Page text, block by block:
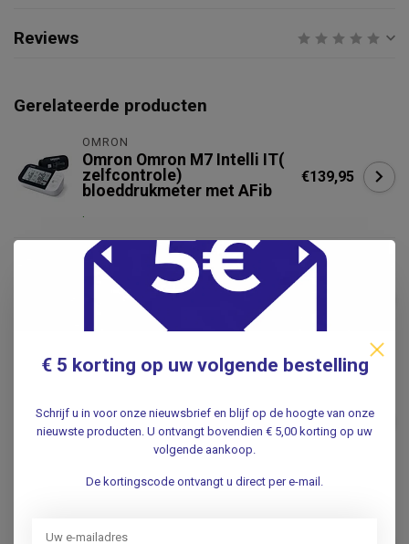
Reviews
Gerelateerde producten
OMRON
Omron Omron M7 Intelli IT(
zelfcontrole)
bloeddrukmeter met AFib
.
€139,95
OMRON
Omron Omron M6 Comfort
digitale bloeddrukmeter -
met AFib - HEM-7380-E
.
Microlife WatchBP Home
bovenarm bloeddrukmeter +
AFIB
€129,95
€ 5 korting op uw volgende bestelling
Schrijf u in voor onze nieuwsbrief en blijf op de hoogte van onze
nieuwste producten. U ontvangt bovendien € 5,00 korting op uw
volgende aankoop.
De kortingscode ontvangt u direct per e-mail.